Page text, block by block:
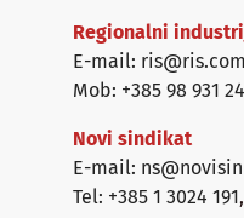
Regionalni
E-mail:
Mob: +385 98 931
Novi sindikat
E-mail:
Tel: +385 1 3024 191,